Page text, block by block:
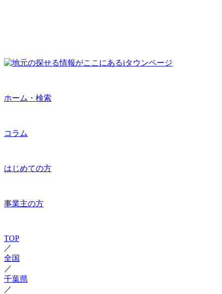
ホーム・検索
コラム
はじめての方
事業主の方
TOP
／
全国
／
千葉県
／